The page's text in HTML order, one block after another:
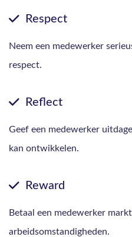
Respect
Neem een medewerker
respect.
Reflect
Geef een medewerker
kan ontwikkelen.
Reward
Betaal een medewerker
arbeidsomstandigheden.